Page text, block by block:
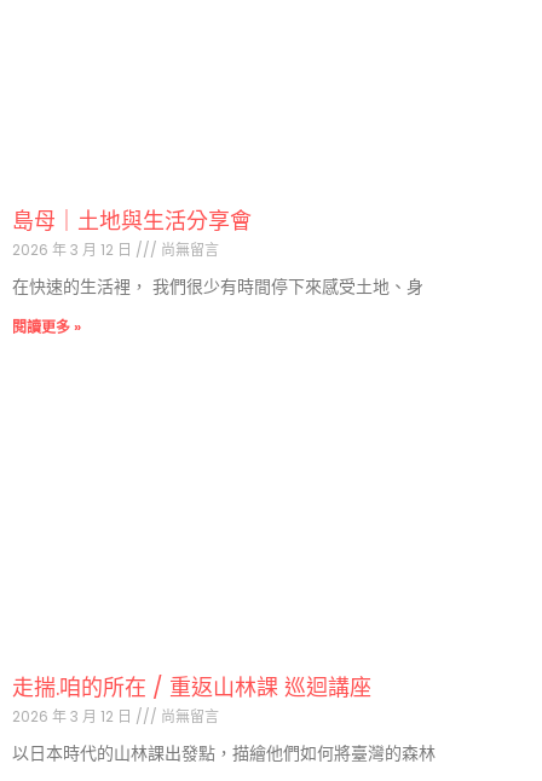
島母｜土地與生活分享會
2026 年 3 月 12 日 尚無留言
在快速的生活裡， 我們很少有時間停下來感受土地、身
閱讀更多 »
走揣.咱的所在 / 重返山林課 巡迴講座
2026 年 3 月 12 日 尚無留言
以日本時代的山林課出發點，描繪他們如何將臺灣的森林